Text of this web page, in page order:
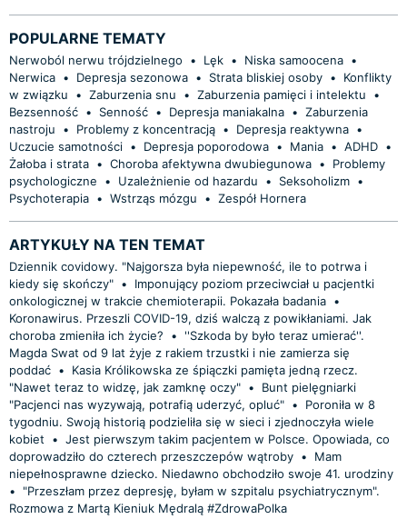
POPULARNE TEMATY
Nerwoból nerwu trójdzielnego • Lęk • Niska samoocena •
Nerwica • Depresja sezonowa • Strata bliskiej osoby •
Konflikty
w związku
• Zaburzenia snu • Zaburzenia pamięci i intelektu
•
Bezsenność • Senność • Depresja maniakalna • Zaburzenia
nastroju
• Problemy z koncentracją • Depresja reaktywna •
Uczucie samotności • Depresja poporodowa • Mania • ADHD •
Żałoba i strata • Choroba afektywna dwubiegunowa •
Problemy
psychologiczne
• Uzależnienie od hazardu • Seksoholizm •
Psychoterapia • Wstrząs mózgu • Zespół Hornera
ARTYKUŁY NA TEN TEMAT
Dziennik covidowy. "Najgorsza była niepewność, ile to potrwa i
kiedy się skończy" •
Imponujący poziom przeciwciał u pacjentki
onkologicznej w trakcie chemioterapii. Pokazała badania •
Koronawirus. Przeszli COVID-19, dziś walczą z powikłaniami. Jak
choroba zmieniła ich życie?
•
''Szkoda by było teraz umierać''.
Magda Swat od 9 lat żyje z rakiem trzustki i nie zamierza się
poddać •
Kasia Królikowska ze śpiączki pamięta jedną rzecz.
"Nawet teraz to widzę, jak zamknę oczy" •
Bunt pielęgniarki
"Pacjenci nas wyzywają, potrafią uderzyć, opluć" •
Poroniła w 8
tygodniu. Swoją historią podzieliła się w sieci i zjednoczyła wiele
kobiet
• Jest pierwszym takim pacjentem w Polsce. Opowiada, co
doprowadziło do czterech przeszczepów wątroby •
Mam
niepełnosprawne dziecko. Niedawno obchodziło swoje 41. urodziny
•
"Przeszłam przez depresję, byłam w szpitalu psychiatrycznym".
Rozmowa z Martą Kieniuk Mędralą #ZdrowaPolka